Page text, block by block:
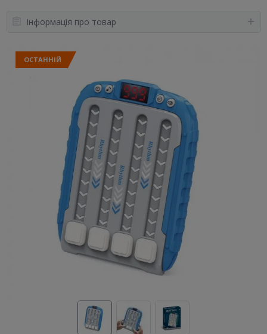
Інформація про товар
ОСТАННІЙ